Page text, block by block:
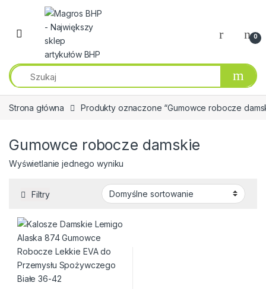
Przejdź do nawigacji
Przeskocz do treści
0
Strona główna Produkty oznaczone “Gumowce robocze
Gumowce robocze damskie
Wyświetlanie jednego wyniku
Filtry